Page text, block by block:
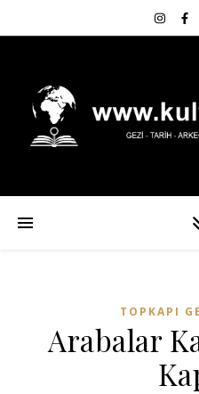
TOPKAPI
Arabalar